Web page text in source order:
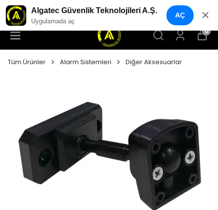
YENI NESIL GÜVENLIK GEÇIŞ SISTEMLERI
0
Tüm Ürünler Alarm Sistemleri Diğer Aksesuarlar
Algatec Güvenlik Teknolojileri A.Ş.
Uygulamada aç
AÇ ✕